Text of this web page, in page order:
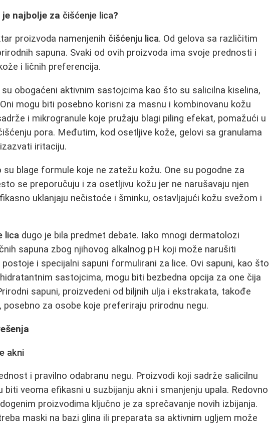
najbolje za čišćenje lica?
proizvoda namenjenih čišćenju lica. Od gelova sa različitim
sapuna. Svaki od ovih proizvoda ima svoje prednosti i
i ličnih preferencija.
obogaćeni aktivnim sastojcima kao što su salicilna kiselina,
mogu biti posebno korisni za masnu i kombinovanu kožu
i mikrogranule koje pružaju blagi piling efekat, pomažući u
pora. Međutim, kod osetljive kože, gelovi sa granulama
iritaciju.
su blage formule koje ne zatežu kožu. One su pogodne za
se preporučuju i za osetljivu kožu jer ne narušavaju njen
uklanjaju nečistoće i šminku, ostavljajući kožu svežom i
lica dugo je bila predmet debate. Iako mnogi dermatolozi
sapuna zbog njihovog alkalnog pH koji može narušiti
i specijalni sapuni formulirani za lice. Ovi sapuni, kao što
sastojcima, mogu biti bezbedna opcija za one čija
sapuni, proizvedeni od biljnih ulja i ekstrakata, takođe
za osobe koje preferiraju prirodnu negu.
akni
i pravilno odabranu negu. Proizvodi koji sadrže salicilnu
biti veoma efikasni u suzbijanju akni i smanjenju upala. Redovno
proizvodima ključno je za sprečavanje novih izbijanja.
maski na bazi glina ili preparata sa aktivnim ugljem može